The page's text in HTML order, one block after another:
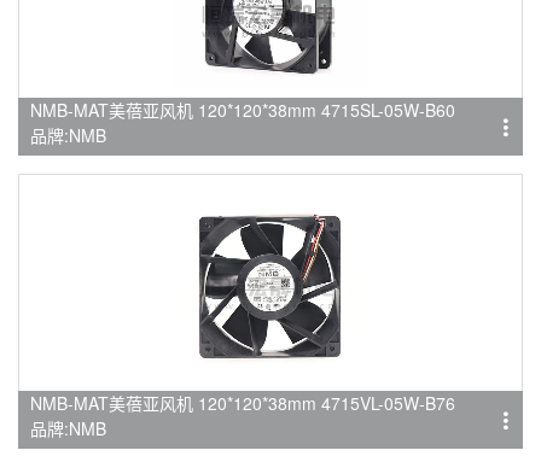
NMB-MAT美蓓亚风机 120*120*38mm 4715SL-05W-B60
品牌:NMB
NMB-MAT美蓓亚风机 120*120*38mm 4715VL-05W-B76
品牌:NMB